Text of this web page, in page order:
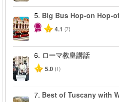
5. Big Bus Hop-on Hop-
4.1 (7)
6. ローマ教皇講話
5.0 (1)
7. Best of Tuscany with